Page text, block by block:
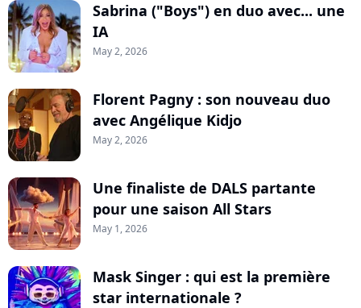
Sabrina ("Boys") en duo avec... une
IA
May 2, 2026
Florent Pagny : son nouveau duo
avec Angélique Kidjo
May 2, 2026
Une finaliste de DALS partante
pour une saison All Stars
May 1, 2026
Mask Singer : qui est la première
star internationale ?